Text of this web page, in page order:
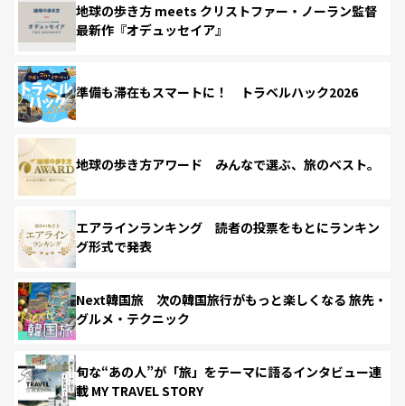
地球の歩き方 meets クリストファー・ノーラン監督
最新作『オデュッセイア』
準備も滞在もスマートに！ トラベルハック2026
地球の歩き方アワード みんなで選ぶ、旅のベスト。
エアラインランキング 読者の投票をもとにランキン
グ形式で発表
Next韓国旅 次の韓国旅行がもっと楽しくなる 旅先・
グルメ・テクニック
旬な“あの人”が「旅」をテーマに語るインタビュー連
載 MY TRAVEL STORY